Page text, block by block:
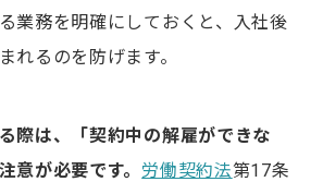
業務を明確にしておくと、入社後
れるのを防げます。
際は、「契約中の解雇ができな
意が必要です。 労働契約法第17条